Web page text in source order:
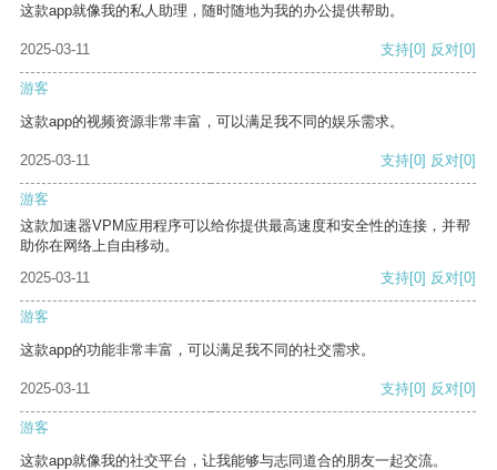
这款app就像我的私人助理，随时随地为我的办公提供帮助。
2025-03-11 支持[0] 反对[0]
游客
这款app的视频资源非常丰富，可以满足我不同的娱乐需求。
2025-03-11 支持[0] 反对[0]
游客
这款加速器VPM应用程序可以给你提供最高速度和安全性的连接，并帮
助你在网络上自由移动。
2025-03-11
支持[0] 反对[0]
游客
这款app的功能非常丰富，可以满足我不同的社交需求。
2025-03-11 支持[0] 反对[0]
游客
这款app就像我的社交平台，让我能够与志同道合的朋友一起交流。